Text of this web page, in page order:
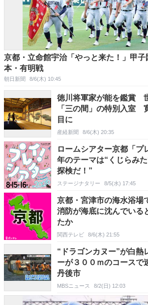
京都・立命館宇治「やっと来た！」甲
本・有明戦
朝日新聞 8/6(木) 10:45
徳川将軍家が能を鑑賞
「三の間」の特別入室
目に
産経新聞 8/6(木) 20:35
ロームシアター京都「プ
年のテーマは“くじらみ
探検だ！”
ステージナタリー 8/5(水) 17:45
京都・宮津市の海水浴
消防が海底に沈んでい
たか
関西テレビ 8/6(木) 21:55
“ドラゴンカヌー”が白熱
ーが３００ｍのコース
丹後市
MBSニュース 8/2(日) 12:03